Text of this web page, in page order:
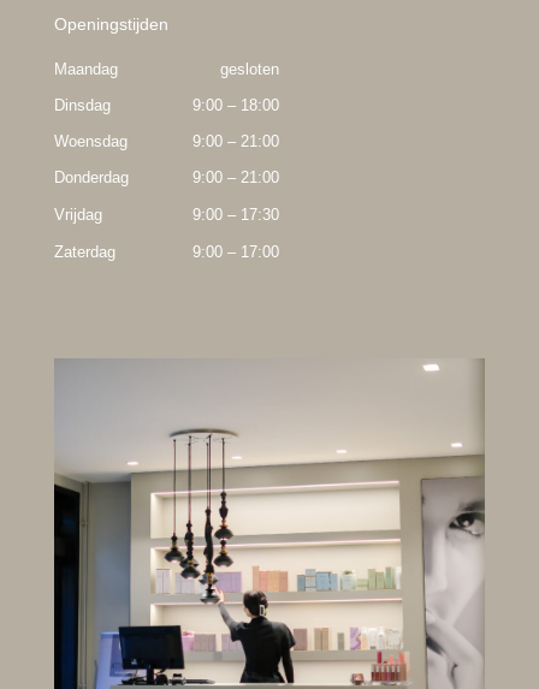
Openingstijden
Maandag
gesloten
Dinsdag
9:00 – 18:00
Woensdag
9:00 – 21:00
Donderdag
9:00 – 21:00
Vrijdag 9:00 – 17:30
Zaterdag 9:00 – 17:00